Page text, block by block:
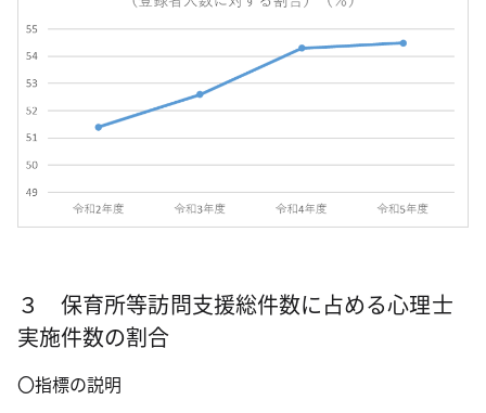
３ 保育所等訪問支援総件数に占める心理士
実施件数の割合
〇指標の説明